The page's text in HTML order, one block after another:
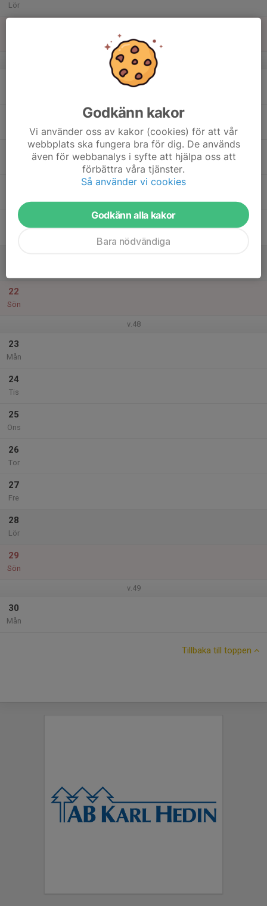
Lör
v.47
20
22
Sön
v.48
23
Mån
24
Tis
25
Ons
26
Tor
27
Fre
28
Lör
29
Sön
v.49
30
Mån
Tillbaka till toppen
Godkänn kakor
Vi använder oss av kakor (cookies) för att vår
webbplats ska fungera bra för dig. De används
även för webbanalys i syfte att hjälpa oss att
förbättra våra tjänster.
Så använder vi cookies
Godkänn alla kakor
Bara nödvändiga